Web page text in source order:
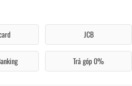
JCB
Trả góp 0%